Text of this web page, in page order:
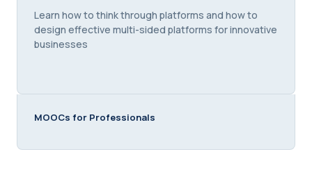
Course summary text:
Learn how to think through platforms and how to
design effective multi-sided platforms for innovative
businesses
MOOCs for Professionals